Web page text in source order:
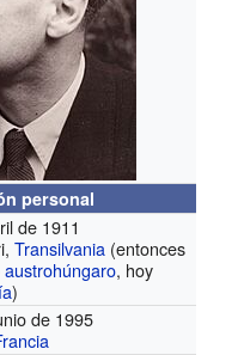
personal
de 1911
Transilvania (entonces
austrohúngaro, hoy
)
de 1995